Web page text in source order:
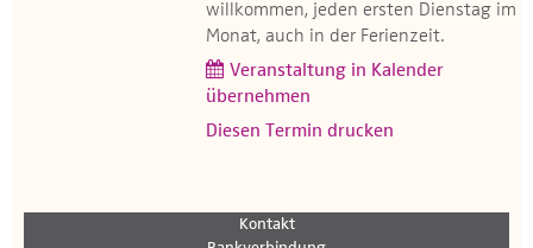
willkommen, jeden ersten Dienstag im
Monat, auch in der Ferienzeit.
Veranstaltung in Kalender
übernehmen
Diesen Termin drucken
Kontakt